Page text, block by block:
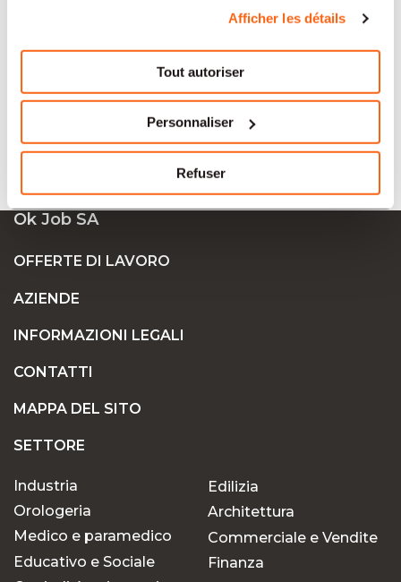
Afficher les détails
Tout autoriser
Personnaliser
Refuser
Contabilità/Controllo
offerte in altre regioni:
Offres d'emploi Contabilità/Controllo Berna
Ok Job SA
OFFERTE DI LAVORO
AZIENDE
INFORMAZIONI LEGALI
CONTATTI
MAPPA DEL SITO
SETTORE
Industria
Orologeria
Medico e paramedico
Educativo e Sociale
Edilizia
Architettura
Commerciale e Vendite
Finanza